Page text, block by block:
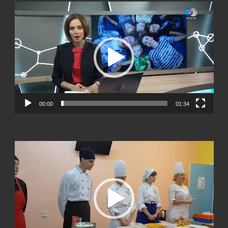
00:00 01:34